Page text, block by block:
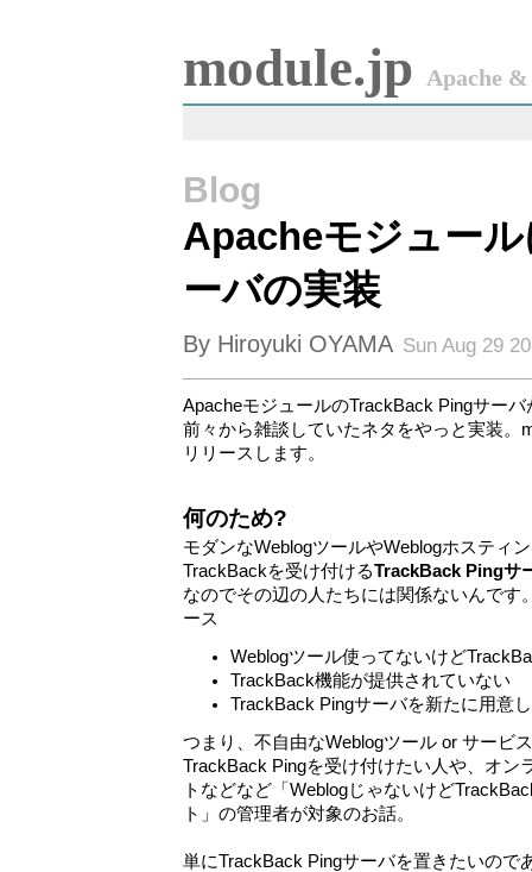
module.jp Apache
Blog
Apacheモジュー
ーバの実装
By Hiroyuki OYAMA Sun Aug 29
ApacheモジュールのTrackBack Pingサー
前々から雑談していたネタをやっと実装。
リリースします。
何のため?
モダンなWeblogツールやWeblogホスティ
TrackBackを受け付けるTrackBack Pingサ
なのでその辺の人たちには関係ないんです
ース
Weblogツール使ってないけど
TrackBack機能が提供されていない
TrackBack Pingサーバを新たに用意
つまり、不自由なWeblogツール or サービ
TrackBack Pingを受け付けたい人や、オン
トなどなど「Weblogじゃないけど
ト」の管理者が対象のお話。
単にTrackBack Pingサーバを置きたいので